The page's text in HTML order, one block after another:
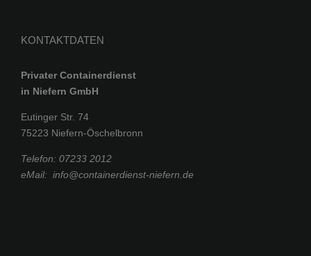
KONTAKTDATEN
Privater Containerdienst
in Niefern GmbH
Eutinger Str. 74
75223 Niefern-Öschelbronn
Telefon: 07233 2012
eMail: info@containerdienst-niefern.de